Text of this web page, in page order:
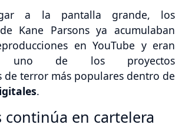
a la pantalla grande, los
Kane Parsons ya acumulaban
en YouTube y eran
uno de los proyectos
de terror más populares dentro de
.
continúa en cartelera